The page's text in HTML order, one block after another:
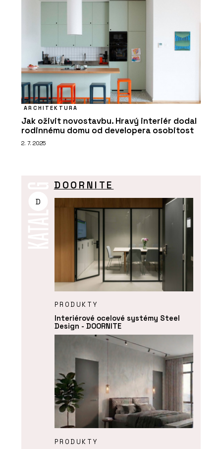
ARCHITEKTURA
Jak oživit novostavbu. Hravý interiér dodal
rodinnému domu od developera osobitost
2. 7. 2025
D
DOORNITE
PRODUKTY
Interiérové ocelové systémy Steel
Design - DOORNITE
PRODUKTY